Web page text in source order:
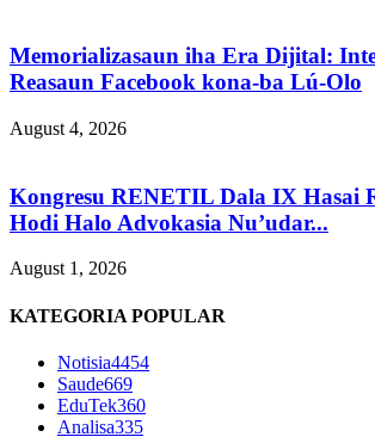
Memorializasaun iha Era Dijital:
Reasaun Facebook kona-ba Lú-Olo
August 4, 2026
Kongresu RENETIL Dala IX Hasai
Hodi Halo Advokasia Nu’udar...
August 1, 2026
KATEGORIA POPULAR
Notisia4454
Saude669
EduTek360
Analisa335